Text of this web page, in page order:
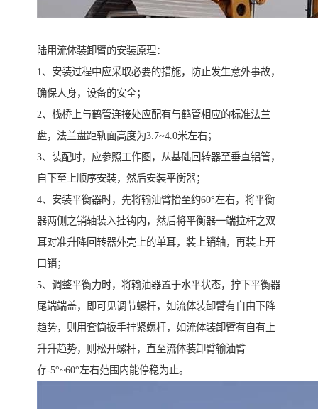
陆用流体装卸臂的安装原理：
1、安装过程中应采取必要的措施，防止发生意外事故，
确保人身，设备的安全；
2、栈桥上与鹤管连接处应配有与鹤管相应的标准法兰
盘，法兰盘距轨面高度为3.7~4.0米左右；
3、装配时，应参照工作图，从基础回转器至垂直铝管，
自下至上顺序安装，然后安装平衡器；
4、安装平衡器时，先将输油臂抬至约60°左右，将平衡
器两侧之销轴装入挂钩内，然后将平衡器一端拉杆之双
耳对准升降回转器外壳上的单耳，装上销轴，再装上开
口销；
5、调整平衡力时，将输油器置于水平状态，拧下平衡器
尾端端盖，即可见调节螺杆，如流体装卸臂有自由下降
趋势，则用套筒扳手拧紧螺杆，如流体装卸臂有自有上
升升趋势，则松开螺杆，直至流体装卸臂输油臂
存-5°~60°左右范围内能停稳为止。